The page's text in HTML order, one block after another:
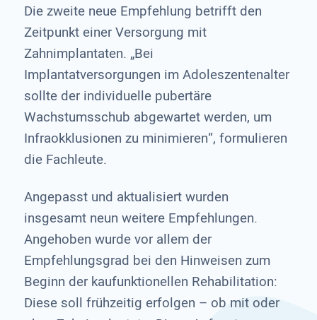
Die zweite neue Empfehlung betrifft den
Zeitpunkt einer Versorgung mit
Zahnimplantaten. „Bei
Implantatversorgungen im Adoleszentenalter
sollte der individuelle pubertäre
Wachstumsschub abgewartet werden, um
Infraokklusionen zu minimieren“, formulieren
die Fachleute.
Angepasst und aktualisiert wurden
insgesamt neun weitere Empfehlungen.
Angehoben wurde vor allem der
Empfehlungsgrad bei den Hinweisen zum
Beginn der kaufunktionellen Rehabilitation:
Diese soll frühzeitig erfolgen – ob mit oder